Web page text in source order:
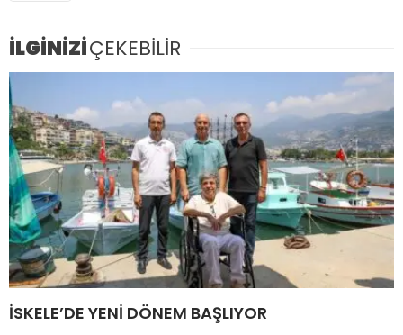
İLGİNİZİÇEKEBİLİR
İSKELE’DE YENİ DÖNEM BAŞLIYOR